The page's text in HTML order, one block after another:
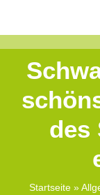
content
des
Startseite»